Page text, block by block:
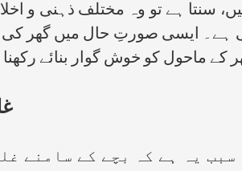
سنتا ہے تو وہ مختلف ذہنی و
ہے۔ ایسی صورتِ حال میں گھر
کے ماحول کو خوش گوار بنائے رکھنا
سبب یہ ہے کہ بچے کے سامنے